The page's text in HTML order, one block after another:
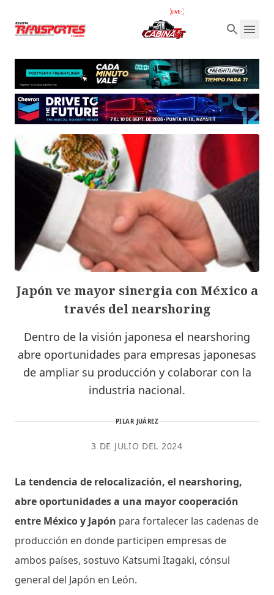
Japón ve mayor sinergia con México a
través del nearshoring
Dentro de la visión japonesa el nearshoring
abre oportunidades para empresas japonesas
de ampliar su producción y colaborar con la
industria nacional.
PILAR JUÁREZ
3 DE JULIO DEL 2024
La tendencia de relocalización, el nearshoring,
abre oportunidades a una mayor cooperación
entre México y Japón para fortalecer las cadenas de
producción en donde participen empresas de
ambos países, sostuvo Katsumi Itagaki, cónsul
general del Japón en León.